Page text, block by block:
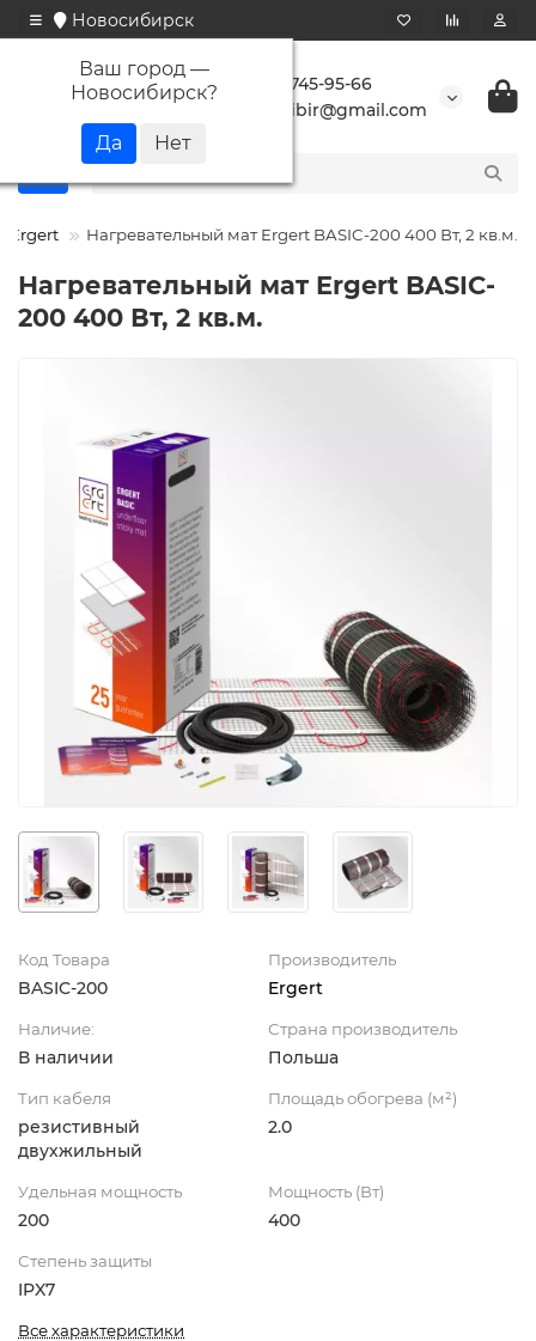
Новосибирск
Ваш город —
Новосибирск?
+7 923 745-95-66
buransibir@gmail.com
Ergert Нагревательный мат Ergert BASIC-200 400 Вт, 2 кв.м.
Нагревательный мат Ergert BASIC-
200 400 Вт, 2 кв.м.
Код Товара
BASIC-200
Производитель
Ergert
Наличие:
В наличии
Страна производитель
Польша
Тип кабеля
резистивный
двухжильный
Площадь обогрева (м²)
2.0
Удельная мощность
200
Мощность (Вт)
400
Степень защиты
IPX7
Все характеристики